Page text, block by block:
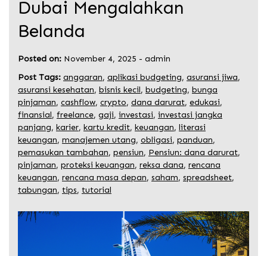
Dubai Mengalahkan
Belanda
Posted on: November 4, 2025 - admin
Post Tags: anggaran, aplikasi budgeting, asuransi jiwa,
asuransi kesehatan, bisnis kecil, budgeting, bunga
pinjaman, cashflow, crypto, dana darurat, edukasi,
finansial, freelance, gaji, investasi, investasi jangka
panjang, karier, kartu kredit, keuangan, literasi
keuangan, manajemen utang, obligasi, panduan,
pemasukan tambahan, pensiun, Pensiun: dana darurat,
pinjaman, proteksi keuangan, reksa dana, rencana
keuangan, rencana masa depan, saham, spreadsheet,
tabungan, tips, tutorial